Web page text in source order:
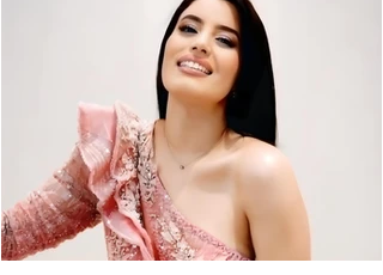
la baguette de Youssef Belheni. Devant un
très ravi par sa rencontre jusqu'à une heure du
matin, la diva syrienne a chanté les tubes qui
fait sa gloire et qui passent en boucle depuis
décennies dans les radios de masse dans not